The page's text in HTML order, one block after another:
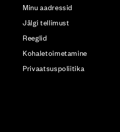
Minu aadressid
Jälgi tellimust
Reeglid
Kohaletoimetamine
Privaatsuspoliitika